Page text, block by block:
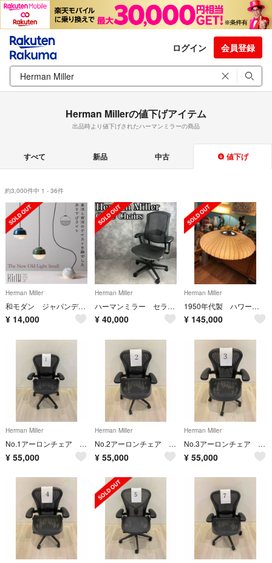
ログイン 会員登録
Herman Millerの値下げアイテム
出品時より値下げされたハーマンミラーの商品
すべて 新品 中古 値下げ
約3,000件中 1 - 36件
Herman Miller
和モダン ジャパンディ The New Old Light Small緑
¥ 14,000
Herman Miller
ハーマンミラー セラチェア オフィス 仕事 作業 デスクワーク Herman
¥ 40,000
Herman Miller
1950年代製 ハワードミラー社 オリジナル バブルランプ ジョージネルソン
¥ 145,000
Herman Miller
No.1アーロンチェア エルゴノミックメッシュオフィスチェア（初期型） ブラック
¥ 55,000
Herman Miller
No.2アーロンチェア エルゴノミックメッシュオフィスチェア ブラック（初期型）
¥ 55,000
Herman Miller
No.3アーロンチェア エルゴノミックメッシュオフィスチェア ブラック（初期型）
¥ 55,000